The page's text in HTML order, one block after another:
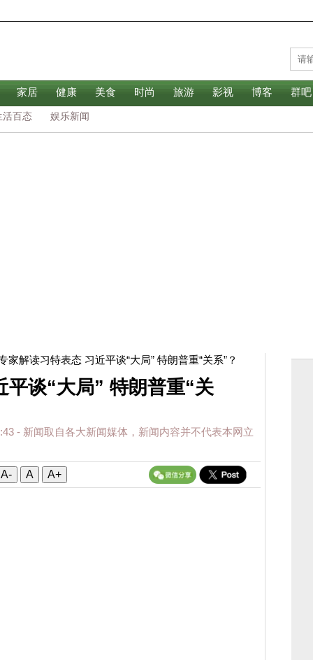
家居 健康 美食 时尚 旅游 影视 博客 群吧
活百态 娱乐新闻
家解读习特表态 习近平谈“大局” 特朗普重“关系”？
谈“大局” 特朗普重“关
- 新闻取自各大新闻媒体，新闻内容并不代表本网立
A- A A+